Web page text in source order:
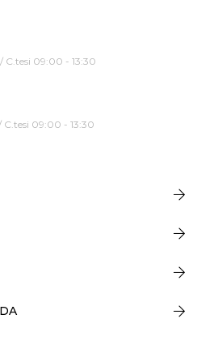
09:00 - 13:30
09:00 - 13:30